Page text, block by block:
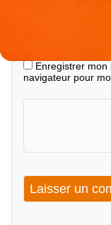
Enregistrer
navigateur pour